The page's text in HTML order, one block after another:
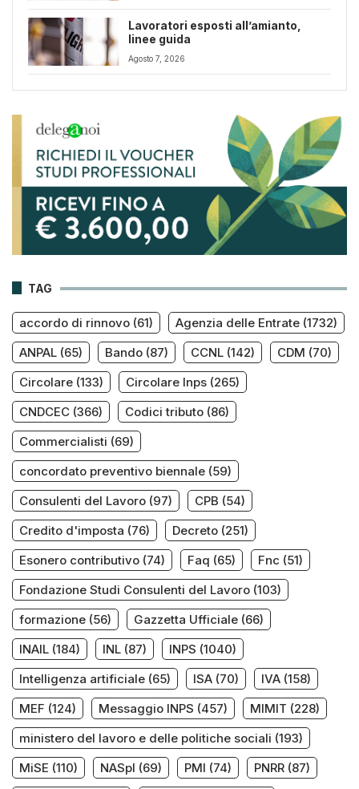
Lavoratori esposti all’amianto,
linee guida
Agosto 7, 2026
TAG
accordo di rinnovo (61) Agenzia delle Entrate (1732)
ANPAL (65) Bando (87) CCNL (142) CDM (70)
Circolare (133) Circolare Inps (265)
CNDCEC (366) Codici tributo (86)
Commercialisti (69)
concordato preventivo biennale (59)
Consulenti del Lavoro (97) CPB (54)
Credito d'imposta (76) Decreto (251)
Esonero contributivo (74) Faq (65) Fnc (51)
Fondazione Studi Consulenti del Lavoro (103)
formazione (56) Gazzetta Ufficiale (66)
INAIL (184) INL (87) INPS (1040)
Intelligenza artificiale (65) ISA (70) IVA (158)
MEF (124) Messaggio INPS (457) MIMIT (228)
ministero del lavoro e delle politiche sociali (193)
MiSE (110) NASpI (69) PMI (74) PNRR (87)